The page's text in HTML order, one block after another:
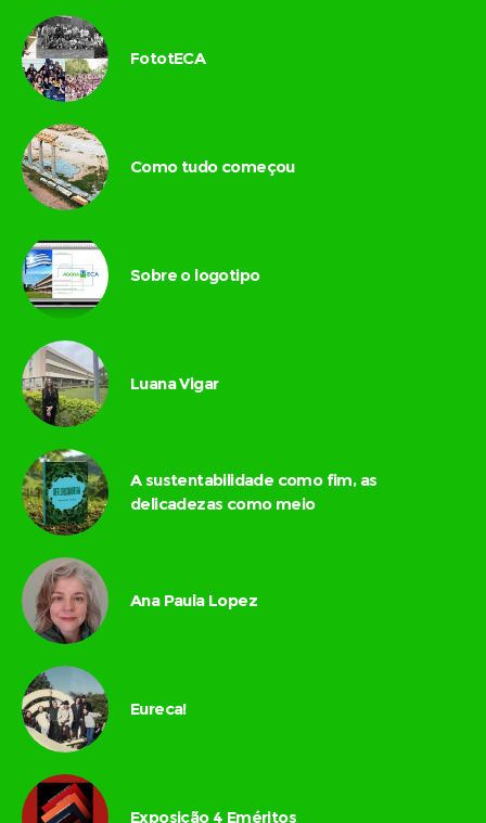
FototECA
Como tudo começou
Sobre o logotipo
Luana Vigar
A sustentabilidade como fim, as
delicadezas como meio
Ana Paula Lopez
Eureca!
Exposição 4 Eméritos